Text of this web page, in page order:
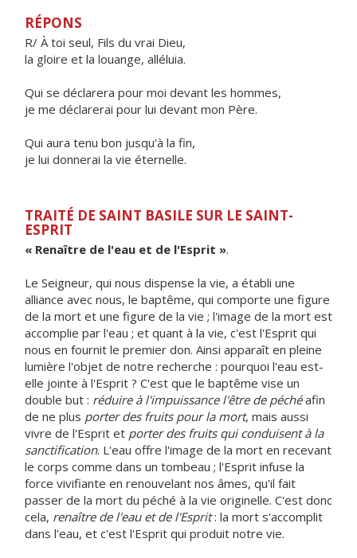
RÉPONS
R/ À toi seul, Fils du vrai Dieu,
la gloire et la louange, alléluia.
Qui se déclarera pour moi devant les hommes,
je me déclarerai pour lui devant mon Père.
Qui aura tenu bon jusqu'à la fin,
je lui donnerai la vie éternelle.
TRAITÉ DE SAINT BASILE SUR LE SAINT-
ESPRIT
« Renaître de l'eau et de l'Esprit ».
Le Seigneur, qui nous dispense la vie, a établi une
alliance avec nous, le baptême, qui comporte une figure
de la mort et une figure de la vie ; l'image de la mort est
accomplie par l'eau ; et quant à la vie, c'est l'Esprit qui
nous en fournit le premier don. Ainsi apparaît en pleine
lumière l'objet de notre recherche : pourquoi l'eau est-
elle jointe à l'Esprit ? C'est que le baptême vise un
double but : réduire à l'impuissance l'être de péchéafin
de ne plus porter des fruits pour la mort, mais aussi
vivre de l'Esprit et porter des fruits qui conduisent à la
sanctification. L'eau offre l'image de la mort en recevant
le corps comme dans un tombeau ; l'Esprit infuse la
force vivifiante en renouvelant nos âmes, qu'il fait
passer de la mort du péché à la vie originelle. C'est donc
cela, renaître de l'eau et de l'Esprit: la mort s'accomplit
dans l'eau, et c'est l'Esprit qui produit notre vie.